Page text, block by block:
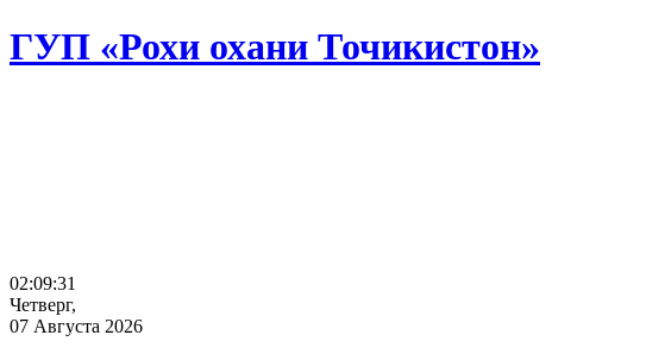
ГУП «Рохи охани Точикистон»
02:09:32
Четверг,
07 Августа 2026